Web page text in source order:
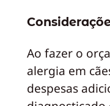
Ao fazer o
alergia em
despesas